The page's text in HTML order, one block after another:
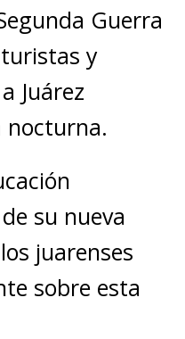
Guerra
y
Juárez
nocturna.
su nueva
juarenses
sobre esta